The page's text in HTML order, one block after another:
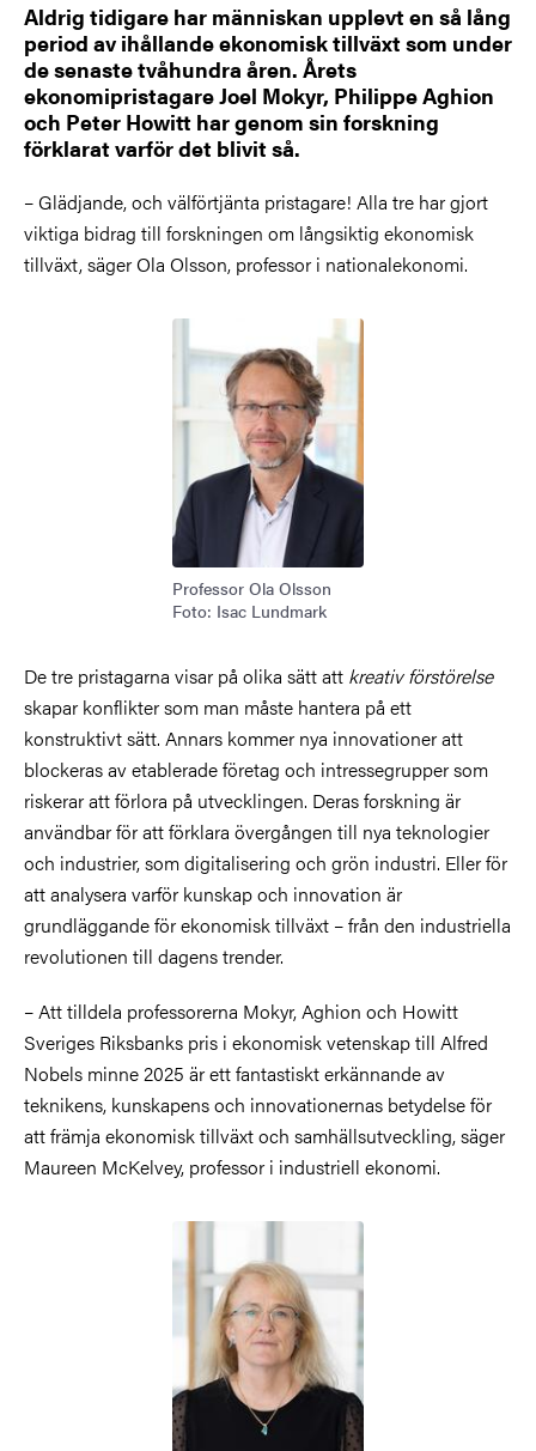
Aldrig tidigare har människan upplevt en så lång
period av ihållande ekonomisk tillväxt som under
de senaste tvåhundra åren. Årets
ekonomipristagare Joel Mokyr, Philippe Aghion
och Peter Howitt har genom sin forskning
förklarat varför det blivit så.
– Glädjande, och välförtjänta pristagare! Alla tre har gjort
viktiga bidrag till forskningen om långsiktig ekonomisk
tillväxt, säger Ola Olsson, professor i nationalekonomi.
Bild
Professor Ola Olsson
Foto: Isac Lundmark
De tre pristagarna visar på olika sätt att kreativ förstörelse
skapar konflikter som man måste hantera på ett
konstruktivt sätt. Annars kommer nya innovationer att
blockeras av etablerade företag och intressegrupper som
riskerar att förlora på utvecklingen. Deras forskning är
användbar för att förklara övergången till nya teknologier
och industrier, som digitalisering och grön industri. Eller för
att analysera varför kunskap och innovation är
grundläggande för ekonomisk tillväxt – från den industriella
revolutionen till dagens trender.
– Att tilldela professorerna Mokyr, Aghion och Howitt
Sveriges Riksbanks pris i ekonomisk vetenskap till Alfred
Nobels minne 2025 är ett fantastiskt erkännande av
teknikens, kunskapens och innovationernas betydelse för
att främja ekonomisk tillväxt och samhällsutveckling, säger
Maureen McKelvey, professor i industriell ekonomi.
Bild